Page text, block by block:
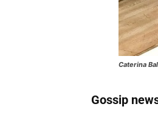
Caterina
Gossip